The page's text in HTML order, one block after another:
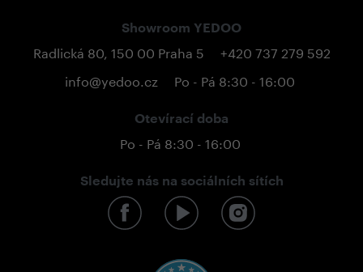
Showroom YEDOO
Radlická 80, 150 00 Praha 5
+420 737 279 592
info@yedoo.cz
Po - Pá 8:30 - 16:00
Otevírací doba
Po - Pá 8:30 - 16:00
Sledujte nás na sociálních sítích